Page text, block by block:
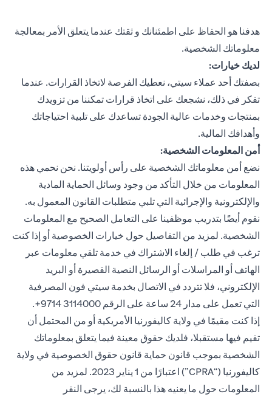
هدفنا هو الحفاظ على اطمئنانك و ثقتك عندما يتعلق الأمر بمعالجة
معلوماتك الشخصية.
لديك خيارات:
بصفتك أحد عملاء سيتي، نعطيك الفرصة لاتخاذ القرارات. عندما
تفكر في ذلك، نشجعك على اتخاذ قرارات تمكننا من تزويدك
بمنتجات وخدمات عالية الجودة تساعدك على تلبية احتياجاتك
وأهدافك المالية.
أمن المعلومات الشخصية:
نضع أمن معلوماتك الشخصية على رأس أولويتنا. نحن نحمي هذه
المعلومات من خلال التأكد من وجود وسائل الحماية المادية
والإلكترونية والإجرائية التي تلبي متطلبات القانون المعمول به.
نقوم أيضًا بتدريب موظفينا على التعامل الصحيح مع المعلومات
الشخصية. لمزيد من التفاصيل حول خيارات الخصوصية أو إذا كنت
ترغب في طلب / إلغاء الاشتراك في خدمة تلقي معلومات عبر
الهاتف أو المراسلات أو الرسائل النصية القصيرة أو البريد
الإلكتروني، فلا تتردد في الاتصال بخدمة سيتي فون المصرفية
التي تعمل على مدار 24 ساعة على الرقم 3114000 9714+.
إذا كنت مقيمًا في ولاية كاليفورنيا الأمريكية أو من المحتمل أن
تقيم فيها مستقبلا، فلديك حقوق معينة فيما يتعلق بمعلوماتك
الشخصية بموجب قانون حماية قانون حقوق الخصوصية في ولاية
كاليفورنيا (“CPRA”) اعتبارًا من 1 يناير 2023. لمزيد من
المعلومات حول ما يعنيه هذا بالنسبة لك، يرجى النقر